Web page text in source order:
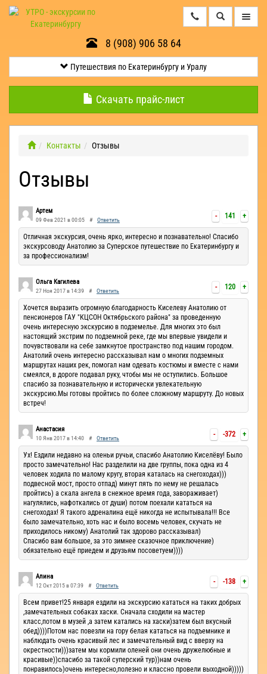
8 (908) 906 58 64
по
и
Минералогические
экскурсии
Контакты
Квесты
Эксклюзив
Оленьи
Путешествия по Екатеринбургу и Уралу
Скачать прайс-лист
Контакты Отзывы
Отзывы
- 141 +
Артем
09 Фев 2021 в 00:05 # Ответить
Отличная экскурсия, очень ярко, интересно и познавательно! Спасибо
экскурсоводу Анатолию за Суперское путешествие по Екатеринбургу и
за профессионализм!
- 120 +
Ольга Кагилева
27 Ноя 2017 в 14:39 # Ответить
Хочется выразить огромную благодарность Киселеву Анатолию от
пенсионеров ГАУ "КЦСОН Октябрьского района" за проведенную
очень интересную экскурсию в подземелье. Для многих это был
настоящий экстрим по подземной реке, где мы впервые увидели и
почувствовали на себе замкнутое пространство под нашим городом.
Анатолий очень интересно рассказывал нам о многих подземных
маршрутах наших рек, помогал нам одевать костюмы и вместе с нами
смеялся, в дороге подавал руку, чтобы мы не оступились. Большое
спасибо за познавательную и исторически увлекательную
экскурсию.Мы готовы пройтись по более сложному маршруту. До новых
встреч!
- -372 +
Анастасия
10 Янв 2017 в 14:40 # Ответить
Ух! Ездили недавно на оленьи ручьи, спасибо Анатолию Киселёву! Было
просто замечательно! Нас разделили на две группы, пока одна из 4
человек ходила по малому кругу, вторая каталась на снегоходах)))
подвесной мост, просто отпад) минут пять по нему не решалась
пройтись) а скала ангела в снежное время года, завораживает)
нагулялись, нафоткались от души) потом поехали кататься на
снегоходах! Я такого адреналина ещё никогда не испытывала!!! Все
было замечательно, хоть нас и было восемь человек, скучать не
приходилось никому) Анатолий так здорово рассказывал)
Спасибо вам большое, за это зимнее сказочное приключение)
обязательно ещё приедем и друзьям посоветуем))))
- -138 +
Алина
12 Окт 2015 в 07:39 # Ответить
Всем привет!25 января ездили на экскурсию кататься на таких добрых
,замечательных собаках хаски. Сначала сходили на мастер
класс,потом в музей ,а затем катались на хаски)затем был вкусный
обед))))Потом нас повезли на гору белая кататься на подъемнике и
наблюдать очень красивый лес и замечательный вид с вверху на
окрестности)))затем мы кормили оленей они очень дружелюбные и
красивые))спасибо за такой суперский тур))нам очень
понравилось)очень интересно,полезно и классно провели выходной)))))